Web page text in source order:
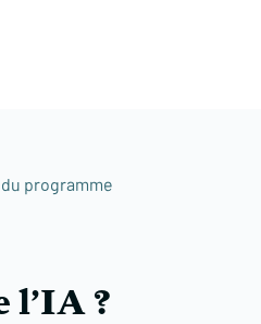
programme
l’IA ?